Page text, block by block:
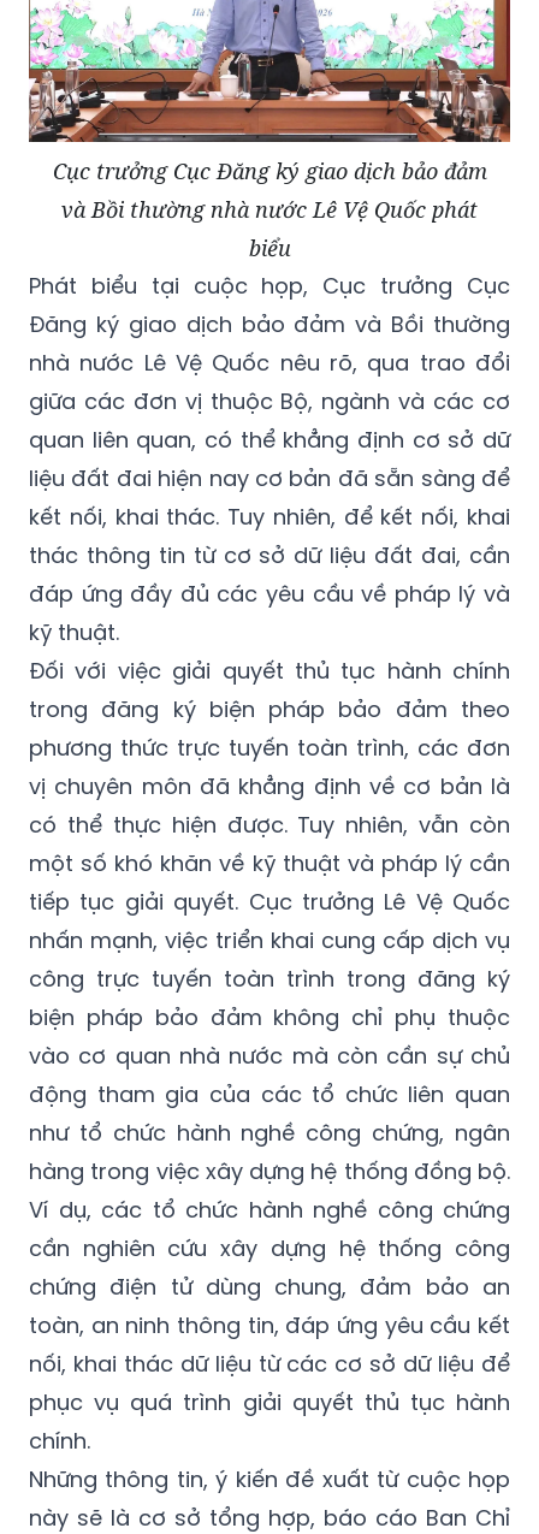
Cục trưởng Cục Đăng ký giao dịch bảo đảm
và Bồi thường nhà nước Lê Vệ Quốc phát
biểu
Phát biểu tại cuộc họp, Cục trưởng Cục
Đăng ký giao dịch bảo đảm và Bồi thường
nhà nước Lê Vệ Quốc nêu rõ, qua trao đổi
giữa các đơn vị thuộc Bộ, ngành và các cơ
quan liên quan, có thể khẳng định cơ sở dữ
liệu đất đai hiện nay cơ bản đã sẵn sàng để
kết nối, khai thác. Tuy nhiên, để kết nối, khai
thác thông tin từ cơ sở dữ liệu đất đai, cần
đáp ứng đầy đủ các yêu cầu về pháp lý và
kỹ thuật.
Đối với việc giải quyết thủ tục hành chính
trong đăng ký biện pháp bảo đảm theo
phương thức trực tuyến toàn trình, các đơn
vị chuyên môn đã khẳng định về cơ bản là
có thể thực hiện được. Tuy nhiên, vẫn còn
một số khó khăn về kỹ thuật và pháp lý cần
tiếp tục giải quyết. Cục trưởng Lê Vệ Quốc
nhấn mạnh, việc triển khai cung cấp dịch vụ
công trực tuyến toàn trình trong đăng ký
biện pháp bảo đảm không chỉ phụ thuộc
vào cơ quan nhà nước mà còn cần sự chủ
động tham gia của các tổ chức liên quan
như tổ chức hành nghề công chứng, ngân
hàng trong việc xây dựng hệ thống đồng bộ.
Ví dụ, các tổ chức hành nghề công chứng
cần nghiên cứu xây dựng hệ thống công
chứng điện tử dùng chung, đảm bảo an
toàn, an ninh thông tin, đáp ứng yêu cầu kết
nối, khai thác dữ liệu từ các cơ sở dữ liệu để
phục vụ quá trình giải quyết thủ tục hành
chính.
Những thông tin, ý kiến đề xuất từ cuộc họp
này sẽ là cơ sở tổng hợp, báo cáo Ban Chỉ